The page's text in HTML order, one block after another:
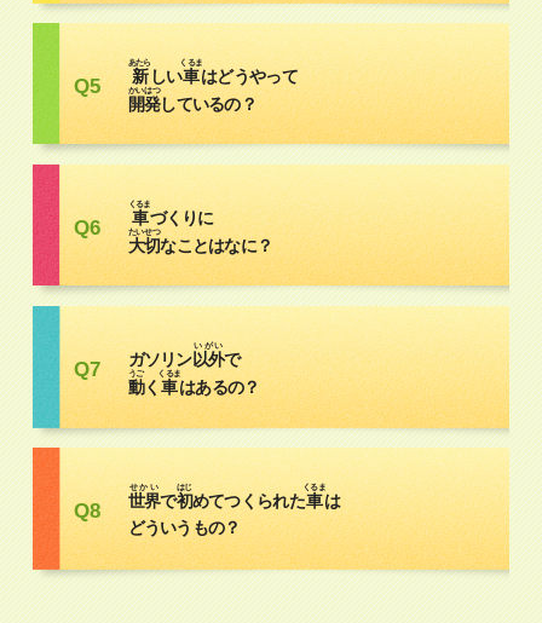
Q5 新
あたら
しい車
くるま
はどうやって
開発
かいはつ
しているの？
Q6 車
くるま
づくりに
大切
たいせつ
なことはなに？
Q7 ガソリン以外
いがい
で
動
うご
く車
くるま
はあるの？
Q8 世界
せかい
で初
はじ
めてつくられた車
くるま
は
どういうもの？